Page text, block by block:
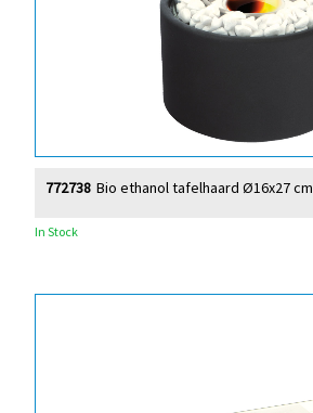
Bio ethanol tafelhaard Ø16x27 cm
772738
In Stock